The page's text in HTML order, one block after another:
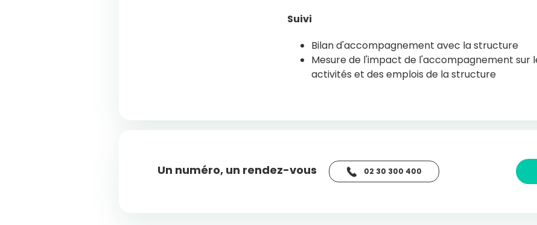
Suivi
Bilan d'accompagnement avec la structure
Mesure de l'impact de l'accompagnement sur
activités et des emplois de la structure
Un numéro, un rendez-vous 02 30 300 400